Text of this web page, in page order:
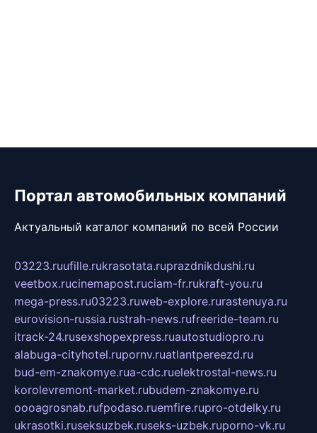
Портал автомобильных компаний
Актуальный каталог компаний по всей России
03223.ruufille.rukrasotata.ruprazdnikdushi.ru
veetbox.rucinemapost.ruciam-fr.rukraft-you.ru
mega-press.ru03223.ruweb-explore.rurastenuya.ru
eurovision-russia.rustrah-news.rufreeride-team.ru
itrack-24.rusexshopexpress.ruautostudiopro.ru
alabuga-cityhotel.rupornv.ruatlantpereezd.ru
bud-em-znakomye.rua-cdc.ruelektrostal-news.ru
korolevremont-market.rubudem-znakomye.ru
oooagrosnab.rufpodaso.ruemfire.rupro-otdelky.ru
ukrasotki.ruseksuzbek.ruseks-uzbek.ruporno-vk.ru